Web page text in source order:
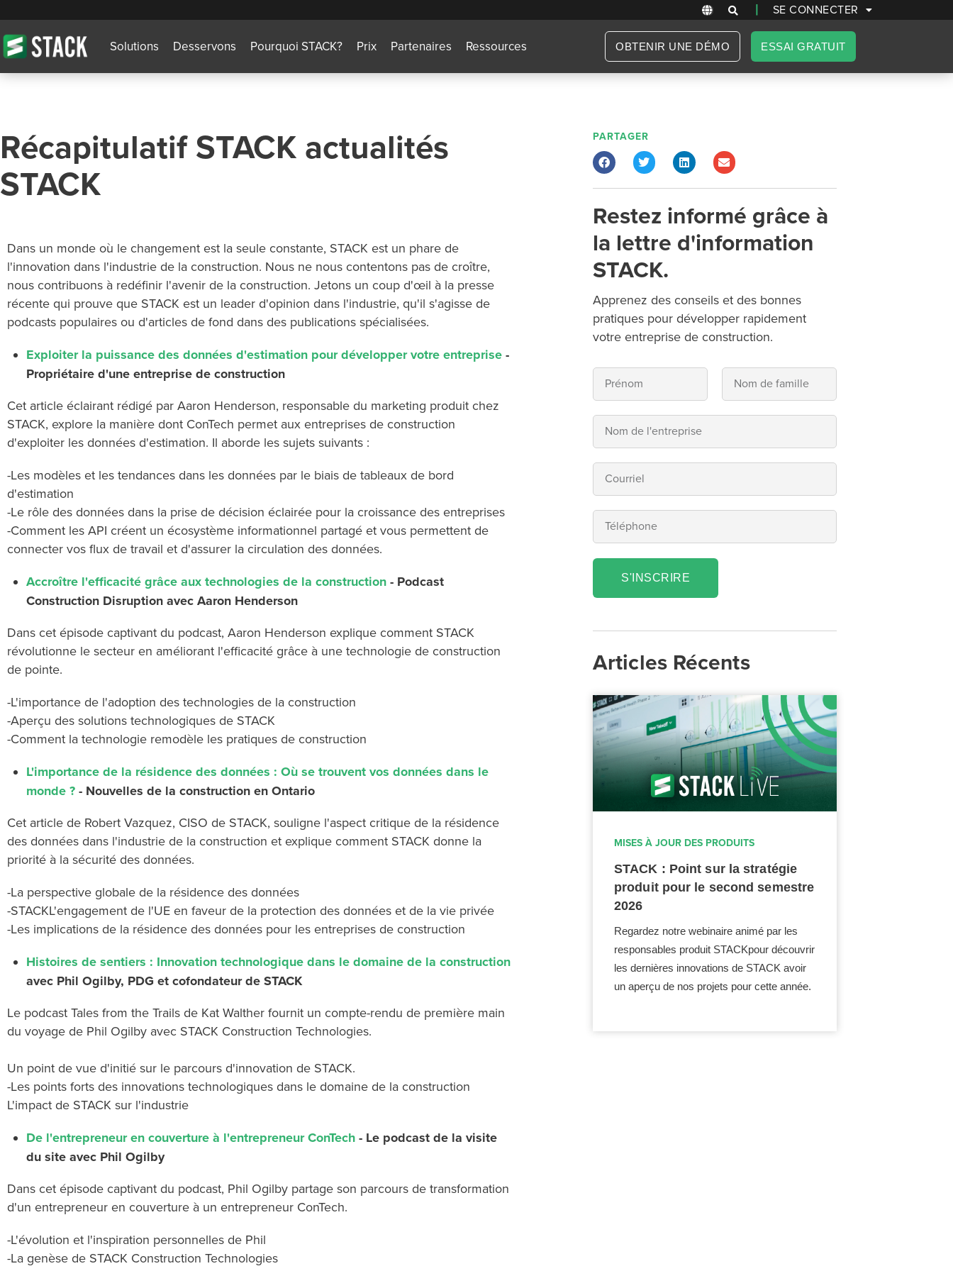
| SE CONNECTER
Solutions Desservons Pourquoi STACK? Prix Partenaires Ressources OBTENIR UNE DÉMO ESSAI GRATUIT
Récapitulatif STACK actualités
STACK
Dans un monde où le changement est la seule constante, STACK est un phare de
l'innovation dans l'industrie de la construction. Nous ne nous contentons pas de croître,
nous contribuons à redéfinir l'avenir de la construction. Jetons un coup d'œil à la presse
récente qui prouve que STACK est un leader d'opinion dans l'industrie, qu'il s'agisse de
podcasts populaires ou d'articles de fond dans des publications spécialisées.
Exploiter la puissance des données d'estimation pour développer votre entreprise -
Propriétaire d'une entreprise de construction
Cet article éclairant rédigé par Aaron Henderson, responsable du marketing produit chez
STACK, explore la manière dont ConTech permet aux entreprises de construction
d'exploiter les données d'estimation. Il aborde les sujets suivants :
-Les modèles et les tendances dans les données par le biais de tableaux de bord
d'estimation
-Le rôle des données dans la prise de décision éclairée pour la croissance des entreprises
-Comment les API créent un écosystème informationnel partagé et vous permettent de
connecter vos flux de travail et d'assurer la circulation des données.
Accroître l'efficacité grâce aux technologies de la construction - Podcast
Construction Disruption avec Aaron Henderson
Dans cet épisode captivant du podcast, Aaron Henderson explique comment STACK
révolutionne le secteur en améliorant l'efficacité grâce à une technologie de construction
de pointe.
-L'importance de l'adoption des technologies de la construction
-Aperçu des solutions technologiques de STACK
-Comment la technologie remodèle les pratiques de construction
L'importance de la résidence des données : Où se trouvent vos données dans le
monde ? - Nouvelles de la construction en Ontario
Cet article de Robert Vazquez, CISO de STACK, souligne l'aspect critique de la résidence
des données dans l'industrie de la construction et explique comment STACK donne la
priorité à la sécurité des données.
-La perspective globale de la résidence des données
-STACKL'engagement de l'UE en faveur de la protection des données et de la vie privée
-Les implications de la résidence des données pour les entreprises de construction
Histoires de sentiers : Innovation technologique dans le domaine de la construction
avec Phil Ogilby, PDG et cofondateur de STACK
Le podcast Tales from the Trails de Kat Walther fournit un compte-rendu de première main
du voyage de Phil Ogilby avec STACK Construction Technologies.
Un point de vue d'initié sur le parcours d'innovation de STACK.
-Les points forts des innovations technologiques dans le domaine de la construction
L'impact de STACK sur l'industrie
De l'entrepreneur en couverture à l'entrepreneur ConTech - Le podcast de la visite
du site avec Phil Ogilby
Dans cet épisode captivant du podcast, Phil Ogilby partage son parcours de transformation
d'un entrepreneur en couverture à un entrepreneur ConTech.
-L'évolution et l'inspiration personnelles de Phil
-La genèse de STACK Construction Technologies
PARTAGER
Restez informé grâce à
la lettre d'information
STACK.
Apprenez des conseils et des bonnes
pratiques pour développer rapidement
votre entreprise de construction.
S'INSCRIRE
Articles Récents
MISES À JOUR DES PRODUITS
STACK : Point sur la stratégie
produit pour le second semestre
2026
Regardez notre webinaire animé par les
responsables produit STACKpour découvrir
les dernières innovations de STACK avoir
un aperçu de nos projets pour cette année.